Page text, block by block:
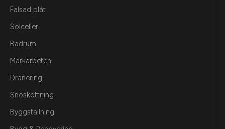
Falsad plåt
Solceller
Badrum
Markarbeten
Dränering
Snöskottning
Byggställning